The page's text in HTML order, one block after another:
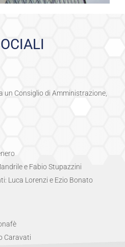
un Consiglio di Amministrazione,
e Fabio Stupazzini
Luca Lorenzi e Ezio Bonato
Caravati